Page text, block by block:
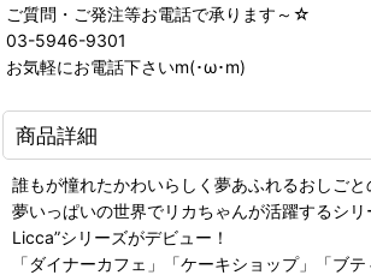
ご質問・ご発注等お電話で承ります～☆
03-5946-9301
お気軽にお電話下さいm(･ω･m)
商品詳細
誰もが憧れたかわいらしく夢あふれるおしごと
夢いっぱいの世界でリカちゃんが活躍するシ
Licca”シリーズがデビュー！
「ダイナーカフェ」「ケーキショップ」「ブ